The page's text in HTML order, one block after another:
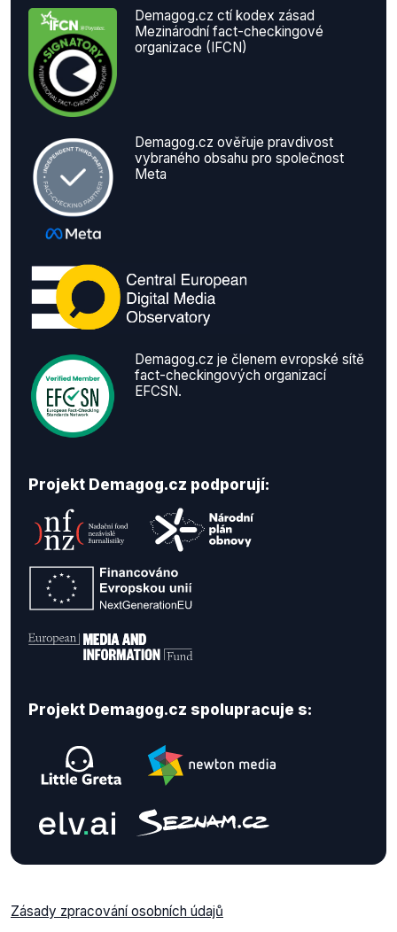
Demagog.cz ctí kodex zásad
Mezinárodní fact-checkingové
organizace (IFCN)
Demagog.cz ověřuje pravdivost
vybraného obsahu pro společnost
Meta
Demagog.cz je členem evropské sítě
fact-checkingových organizací
EFCSN.
Projekt Demagog.cz podporují:
Projekt Demagog.cz spolupracuje s:
Zásady zpracování osobních údajů